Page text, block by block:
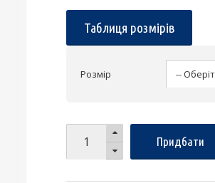
Таблиця розмірів
Розмір
Придбати